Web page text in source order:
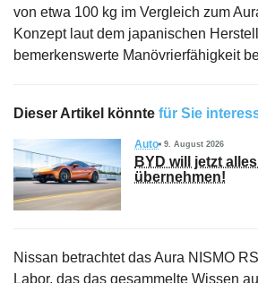
von etwa 100 kg im Vergleich zum
Konzept laut dem japanischen
bemerkenswerte Manövrierfähigkeit
Dieser Artikel könnte für Sie
Auto 9. August 2026
BYD will jetzt
übernehmen!
Nissan betrachtet das Aura NISMO
Labor, das das gesammelte Wissen